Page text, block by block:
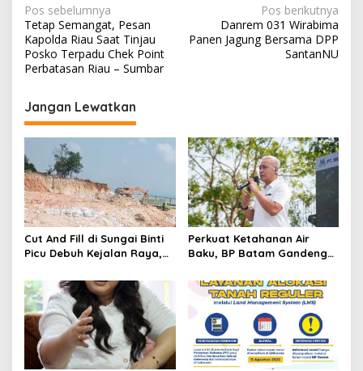
N
a
v
i
g
a
s
i
p
o
s
Pos sebelumnya
Tetap Semangat, Pesan
Kapolda Riau Saat Tinjau
Posko Terpadu Chek Point
Perbatasan Riau – Sumbar
Pos berikutnya
Danrem 031 Wirabima
Panen Jagung Bersama DPP
SantanNU
Jangan Lewatkan
Cut And Fill di Sungai Binti
Picu Debuh Kejalan Raya,
Truck Tanpa Penutup
Perkuat Ketahanan Air
Baku, BP Batam Gandeng
Bambu Betung di
Bendungan Sei Nongsa